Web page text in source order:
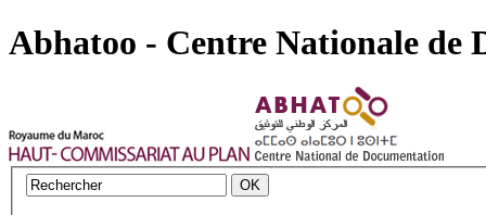
Abhatoo - Centre Nationale de